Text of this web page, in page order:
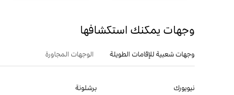
وجهات يمكنك استكشافها
وجهات شعبية للإقامات الطويلة الوجهات المجاورة
نيويورك
برشلونة